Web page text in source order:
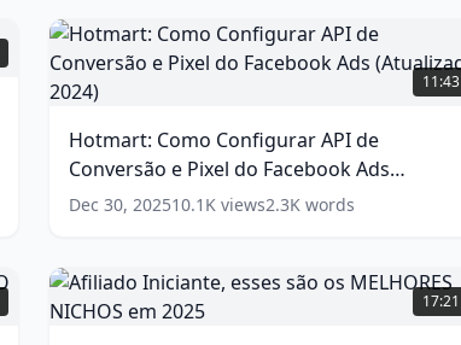
Hotmart:
Como
Configurar
de
Conversão
e
Pixel
Facebook
Ads
(Atualizado
11:43
Hotmart: Como Configurar API de
Conversão e Pixel do Facebook Ads
(Atualizado 2024)
(13words)
Dec 30, 202510.1K views2.3K words
Afiliado
Iniciante,
esses
17:21